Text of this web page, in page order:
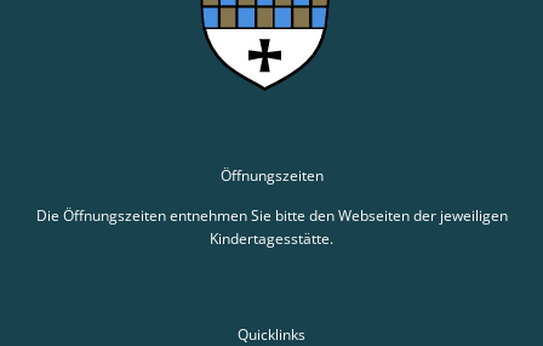
Öffnungszeiten
Die Öffnungszeiten entnehmen Sie bitte den Webseiten der jeweiligen
Kindertagesstätte.
Quicklinks